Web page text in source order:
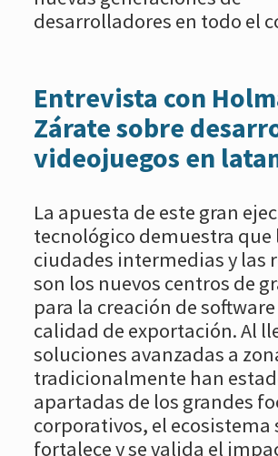
desarrolladores en todo el
Entrevista con
Zárate sobre
videojuegos en
La apuesta de este gran
tecnológico demuestra que
ciudades intermedias y las
son los nuevos centros de
para la creación de
calidad de exportación. Al
soluciones avanzadas a
tradicionalmente han
apartadas de los grandes
corporativos, el ecosistema
fortalece y se valida el